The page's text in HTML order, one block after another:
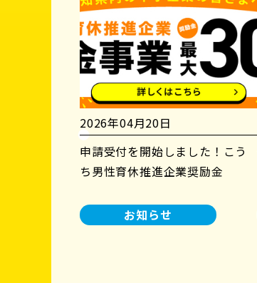
2026年04月20日
申請受付を開始しました！こう
ち男性育休推進企業奨励金
お知らせ